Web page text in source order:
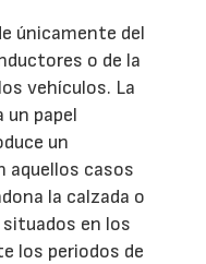
únicamente del
o de la
vehículos. La
papel
un
aquellos casos
la calzada o
en los
los periodos de